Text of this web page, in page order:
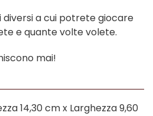
a cui potrete giocare
e quante volte volete.
mai!
14,30 cm x Larghezza 9,60